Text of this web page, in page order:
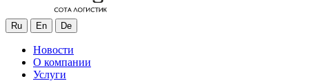
Ru En De
Новости
О компании
Услуги